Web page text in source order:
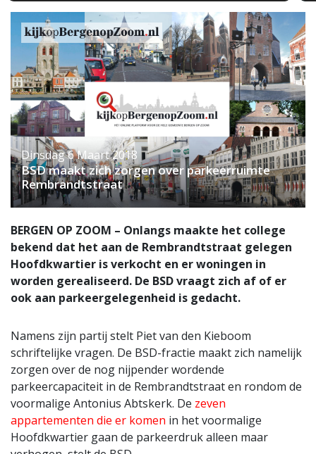
Dinsdag 6 Maart 2018
BSD maakt zich zorgen over parkeerruimte
Rembrandtstraat
BERGEN OP ZOOM – Onlangs maakte het college
bekend dat het aan de Rembrandtstraat gelegen
Hoofdkwartier is verkocht en er woningen in
worden gerealiseerd. De BSD vraagt zich af of er
ook aan parkeergelegenheid is gedacht.
Namens zijn partij stelt Piet van den Kieboom
schriftelijke vragen. De BSD-fractie maakt zich namelijk
zorgen over de nog nijpender wordende
parkeercapaciteit in de Rembrandtstraat en rondom de
voormalige Antonius Abtskerk. De zeven
appartementen die er komen in het voormalige
Hoofdkwartier gaan de parkeerdruk alleen maar